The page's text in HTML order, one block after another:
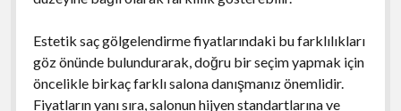
Estetik saç gölgelendirme fiyatlarındaki bu farklılıkları
göz önünde bulundurarak, doğru bir seçim yapmak için
öncelikle birkaç farklı salona danışmanız önemlidir.
Fiyatların yanı sıra, salonun hijyen standartlarına ve